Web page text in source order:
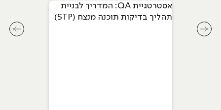
אסטרטגיית QA: המדריך לבניית
תהליך בדיקות תוכנה מנצח (STP)
לחץ לחץ לשיקופית קודמת בסליידר מאמרים